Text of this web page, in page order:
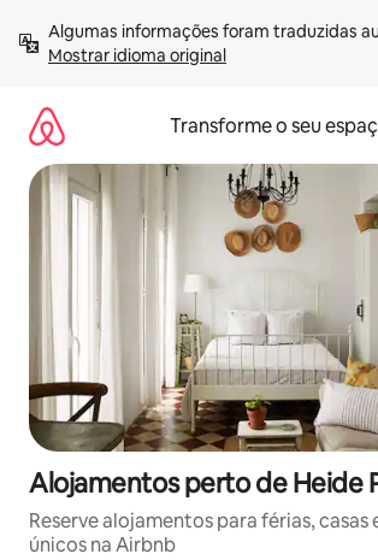
para
Mostrar idioma original
Transforme o seu
Alojamentos perto de Heide
Reserve alojamentos para férias, casas
únicos na Airbnb